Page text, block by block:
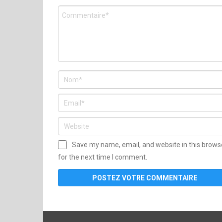
Save my name, email, and website in this
for the next time I comment.